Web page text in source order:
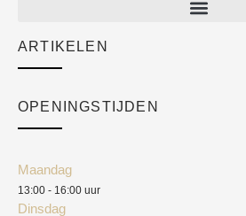
Academy
ARTIKELEN
OPENINGSTIJDEN
Maandag
13:00 - 16:00 uur
Dinsdag